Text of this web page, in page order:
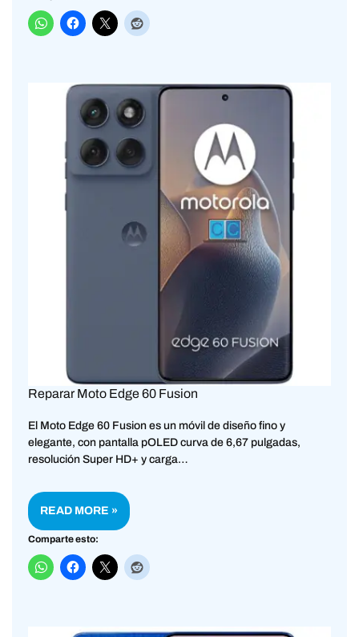
Reparar Moto Edge 60 Fusion
El Moto Edge 60 Fusion es un móvil de diseño fino y
elegante, con pantalla pOLED curva de 6,67 pulgadas,
resolución Super HD+ y carga…
READ MORE »
Comparte esto: